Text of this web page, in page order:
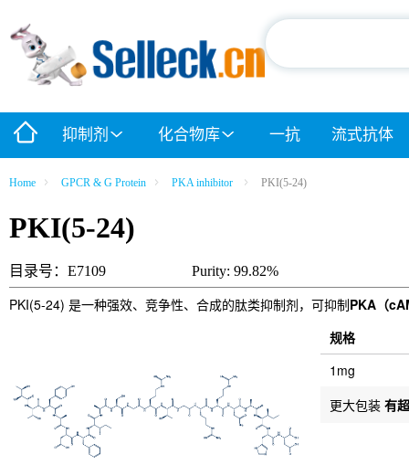
抑制剂 化合物库 一抗 流式抗体
Home GPCR & G Protein PKA inhibitor PKI(5-24)
PKI(5-24)
目录号：E7109 Purity: 99.82%
PKI(5-24) 是一种强效、竞争性、合成的肽类抑制剂，可抑制PKA（
规格
1mg
更大包装 有